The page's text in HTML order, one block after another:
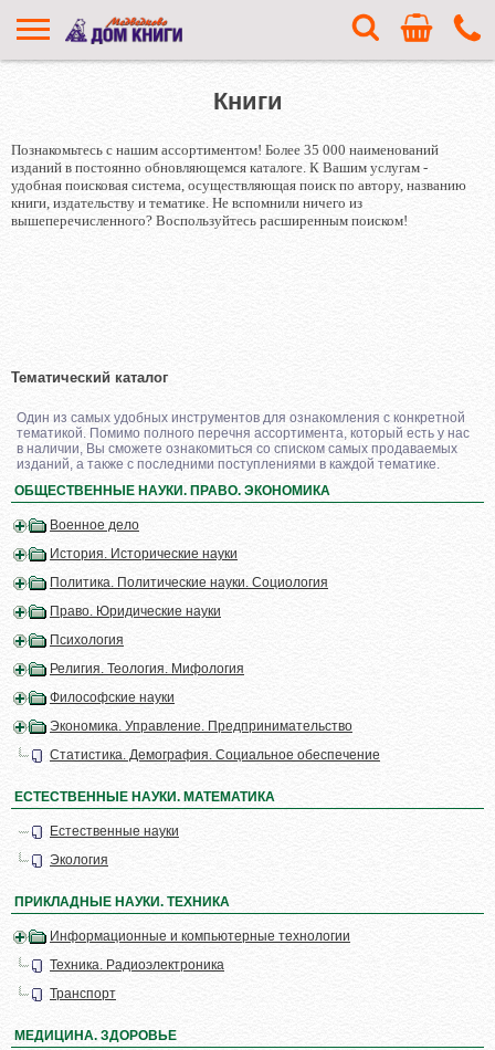
Книги
Познакомьтесь с нашим ассортиментом! Более 35 000 наименований
изданий в постоянно обновляющемся каталоге. К Вашим услугам -
удобная поисковая система, осуществляющая поиск по автору, названию
книги, издательству и тематике. Не вспомнили ничего из
вышеперечисленного? Воспользуйтесь расширенным поиском!
Тематический каталог
Один из самых удобных инструментов для ознакомления с конкретной
тематикой. Помимо полного перечня ассортимента, который есть у нас
в наличии, Вы сможете ознакомиться со списком самых продаваемых
изданий, а также с последними поступлениями в каждой тематике.
ОБЩЕСТВЕННЫЕ НАУКИ. ПРАВО. ЭКОНОМИКА
Военное дело
История. Исторические науки
Политика. Политические науки. Социология
Право. Юридические науки
Психология
Религия. Теология. Мифология
Философские науки
Экономика. Управление. Предпринимательство
Статистика. Демография. Социальное обеспечение
ЕСТЕСТВЕННЫЕ НАУКИ. МАТЕМАТИКА
Естественные науки
Экология
ПРИКЛАДНЫЕ НАУКИ. ТЕХНИКА
Информационные и компьютерные технологии
Техника. Радиоэлектроника
Транспорт
МЕДИЦИНА. ЗДОРОВЬЕ